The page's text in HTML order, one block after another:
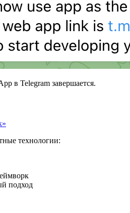
в Telegram завершается.
технологии:
подход